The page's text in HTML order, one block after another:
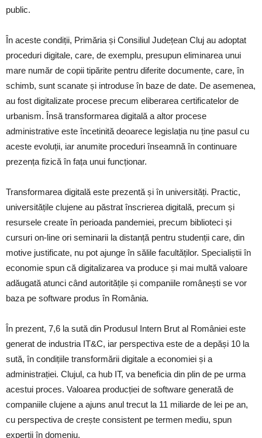
public.
În aceste condiții, Primăria și Consiliul Județean Cluj au adoptat
proceduri digitale, care, de exemplu, presupun eliminarea unui
mare număr de copii tipărite pentru diferite documente, care, în
schimb, sunt scanate și introduse în baze de date. De asemenea,
au fost digitalizate procese precum eliberarea certificatelor de
urbanism. Însă transformarea digitală a altor procese
administrative este încetinită deoarece legislația nu ține pasul cu
aceste evoluții, iar anumite proceduri înseamnă în continuare
prezența fizică în fața unui funcționar.
Transformarea digitală este prezentă și în universități. Practic,
universitățile clujene au păstrat înscrierea digitală, precum și
resursele create în perioada pandemiei, precum biblioteci și
cursuri on-line ori seminarii la distanță pentru studenții care, din
motive justificate, nu pot ajunge în sălile facultăților. Specialiștii în
economie spun că digitalizarea va produce și mai multă valoare
adăugată atunci când autoritățile și companiile românești se vor
baza pe software produs în România.
În prezent, 7,6 la sută din Produsul Intern Brut al României este
generat de industria IT&C, iar perspectiva este de a depăși 10 la
sută, în condițiile transformării digitale a economiei și a
administrației. Clujul, ca hub IT, va beneficia din plin de pe urma
acestui proces. Valoarea producției de software generată de
companiile clujene a ajuns anul trecut la 11 miliarde de lei pe an,
cu perspectiva de crește consistent pe termen mediu, spun
experții în domeniu.